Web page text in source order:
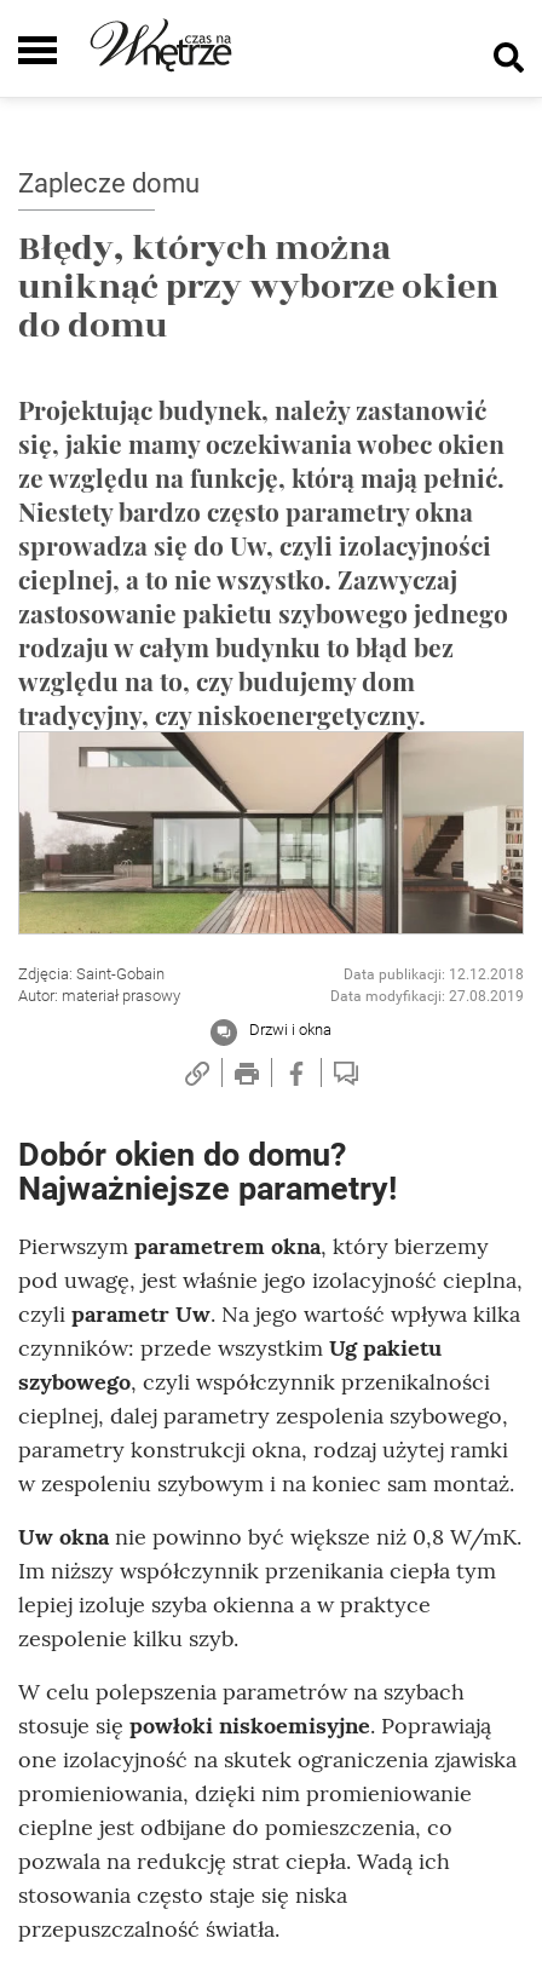
Zaplecze domu
Błędy, których można
uniknąć przy wyborze okien
do domu
Projektując budynek, należy zastanowić
się, jakie mamy oczekiwania wobec okien
ze względu na funkcję, którą mają pełnić.
Niestety bardzo często parametry okna
sprowadza się do Uw, czyli izolacyjności
cieplnej, a to nie wszystko. Zazwyczaj
zastosowanie pakietu szybowego jednego
rodzaju w całym budynku to błąd bez
względu na to, czy budujemy dom
tradycyjny, czy niskoenergetyczny.
Zdjęcia: Saint-Gobain
Autor: materiał prasowy
Data publikacji: 12.12.2018
Data modyfikacji: 27.08.2019
Drzwi i okna
Dobór okien do domu?
Najważniejsze parametry!
Pierwszym parametrem okna, który bierzemy
pod uwagę, jest właśnie jego izolacyjność cieplna,
czyli parametr Uw. Na jego wartość wpływa kilka
czynników: przede wszystkim Ug pakietu
szybowego, czyli współczynnik przenikalności
cieplnej, dalej parametry zespolenia szybowego,
parametry konstrukcji okna, rodzaj użytej ramki
w zespoleniu szybowym i na koniec sam montaż.
Uw oknanie powinno być większe niż 0,8 W/mK.
Im niższy współczynnik przenikania ciepła tym
lepiej izoluje szyba okienna a w praktyce
zespolenie kilku szyb.
W celu polepszenia parametrów na szybach
stosuje się powłoki niskoemisyjne. Poprawiają
one izolacyjność na skutek ograniczenia zjawiska
promieniowania, dzięki nim promieniowanie
cieplne jest odbijane do pomieszczenia, co
pozwala na redukcję strat ciepła. Wadą ich
stosowania często staje się niska
przepuszczalność światła.